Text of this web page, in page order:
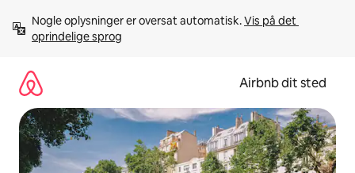
videre
Nogle oplysninger er oversat automatisk. Vis på det
oprindelige sprog
Airbnb dit sted